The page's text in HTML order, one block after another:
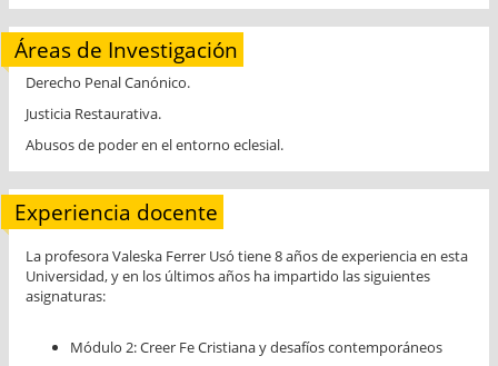
Áreas de Investigación
Derecho Penal Canónico.
Justicia Restaurativa.
Abusos de poder en el entorno eclesial.
Experiencia docente
La profesora Valeska Ferrer Usó tiene 8 años de experiencia en esta
Universidad, y en los últimos años ha impartido las siguientes
asignaturas:
Módulo 2: Creer Fe Cristiana y desafíos contemporáneos